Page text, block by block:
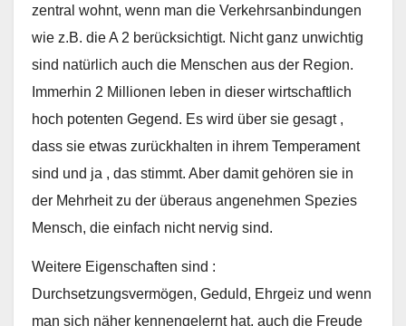
zentral wohnt, wenn man die Verkehrsanbindungen
wie z.B. die A 2 berücksichtigt. Nicht ganz unwichtig
sind natürlich auch die Menschen aus der Region.
Immerhin 2 Millionen leben in dieser wirtschaftlich
hoch potenten Gegend. Es wird über sie gesagt ,
dass sie etwas zurückhalten in ihrem Temperament
sind und ja , das stimmt. Aber damit gehören sie in
der Mehrheit zu der überaus angenehmen Spezies
Mensch, die einfach nicht nervig sind.
Weitere Eigenschaften sind :
Durchsetzungsvermögen, Geduld, Ehrgeiz und wenn
man sich näher kennengelernt hat, auch die Freude